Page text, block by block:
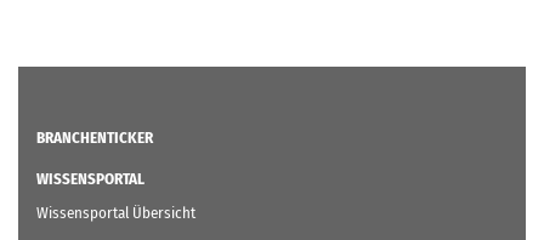
BRANCHENTICKER
WISSENSPORTAL
Wissensportal Übersicht